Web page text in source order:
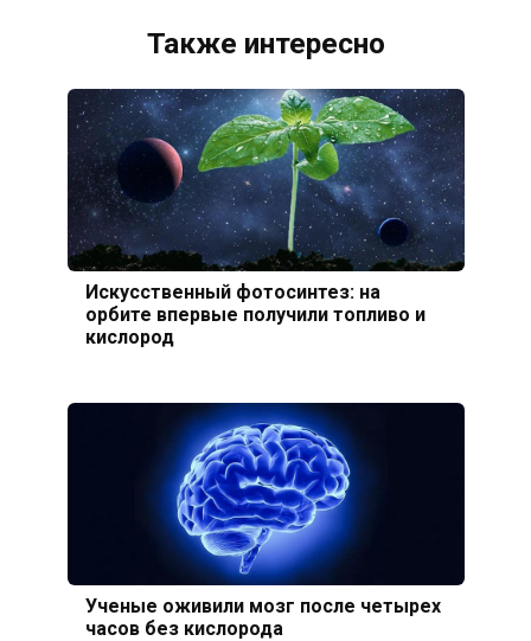
Также интересно
Искусственный фотосинтез: на
орбите впервые получили топливо и
кислород
Ученые оживили мозг после четырех
часов без кислорода